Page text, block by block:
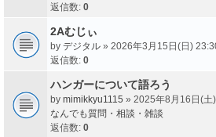
返信数: 0
2Aむじぃ
by デジタル » 2026年3月15日(日)
返信数: 0
ハンガーについて語ろう
by mimikkyu1115 » 2025年8月16日(土
なんでも質問・相談・雑談
返信数: 0